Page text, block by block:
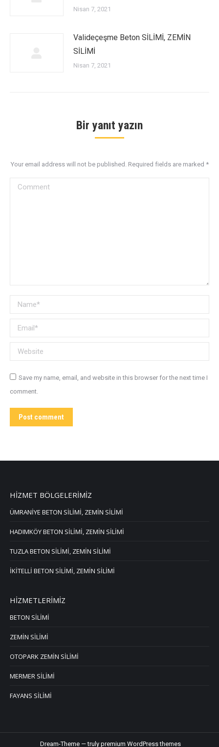
Nisan 7, 2021
Valideçeşme Beton SİLİMİ, ZEMİN
SİLİMİ
Nisan 7, 2021
Bir yanıt yazın
Your email address will not be published. Required fields are marked *
Comment
Name *
Email *
Website
Save my name, email, and website in this browser for the next time I
comment.
Post comment
HİZMET BÖLGELERİMİZ
ÜMRANİYE BETON SİLİMİ, ZEMİN SİLİMİ
HADIMKÖY BETON SİLİMİ, ZEMİN SİLİMİ
TUZLA BETON SİLİMİ, ZEMİN SİLİMİ
İKİTELLİ BETON SİLİMİ, ZEMİN SİLİMİ
HİZMETLERİMİZ
BETON SİLİMİ
ZEMİN SİLİMİ
OTOPARK ZEMİN SİLİMİ
MERMER SİLİMİ
FAYANS SİLİMİ
Dream-Theme — truly premium WordPress themes